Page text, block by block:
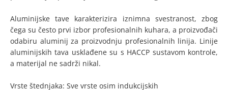
Aluminijske tave karakterizira iznimna svestranost, zbog
čega su često prvi izbor profesionalnih kuhara, a proizvođači
odabiru aluminij za proizvodnju profesionalnih linija. Linije
aluminijskih tava usklađene su s HACCP sustavom kontrole,
a materijal ne sadrži nikal.
Vrste štednjaka: Sve vrste osim indukcijskih